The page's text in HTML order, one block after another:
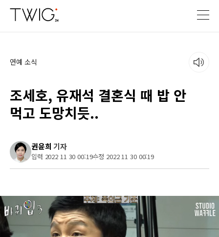
연예 소식
조세호, 유재석 결혼식 때 밥 안
먹고 도망치듯..
권윤희 기자
입력 2022 11 30 00:19수정 2022 11 30 00:19